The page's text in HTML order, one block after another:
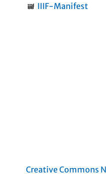
IIIF-Manifest
Creative Commons